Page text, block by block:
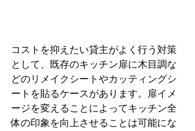
コストを抑えたい貸主がよく行う対策
として、既存のキッチン扉に木目調な
どのリメイクシートやカッティングシ
ートを貼るケースがあります。扉イメ
ージを変えることによってキッチン全
体の印象を向上させることは可能にな